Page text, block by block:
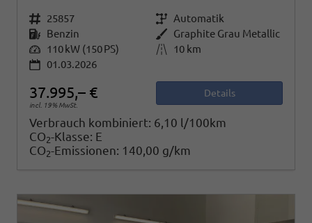
Fahrzeugnr. 25857 Getriebe Automatik
Kraftstoff Benzin Außenfarbe Graphite Grau Metallic
Leistung 110 kW (150 PS) Kilometerstand
10 km
01.03.2026
37.995,– €
incl. 19% MwSt.
Details
Verbrauch kombiniert: 6,10 l/100km
CO2-Klasse: E
CO2-Emissionen: 140,00 g/km